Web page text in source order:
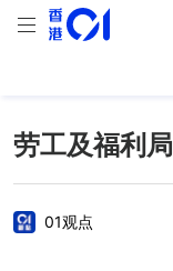
劳工及福利局
01观点